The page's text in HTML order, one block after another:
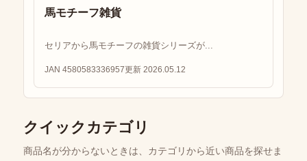
馬モチーフ雑貨
セリアから馬モチーフの雑貨シリーズが...
JAN 4580583336957更新 2026.05.12
クイックカテゴリ
商品名が分からないときは、カテゴリから近い商品を探せま